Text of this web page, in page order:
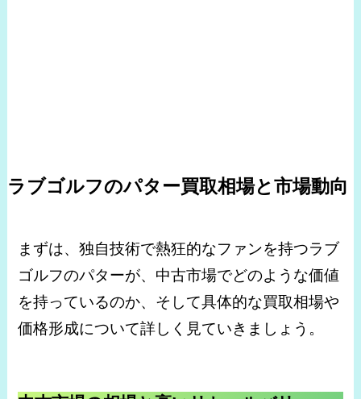
ラブゴルフのパター買取相場と市場動向
まずは、独自技術で熱狂的なファンを持つラブ
ゴルフのパターが、中古市場でどのような価値
を持っているのか、そして具体的な買取相場や
価格形成について詳しく見ていきましょう。